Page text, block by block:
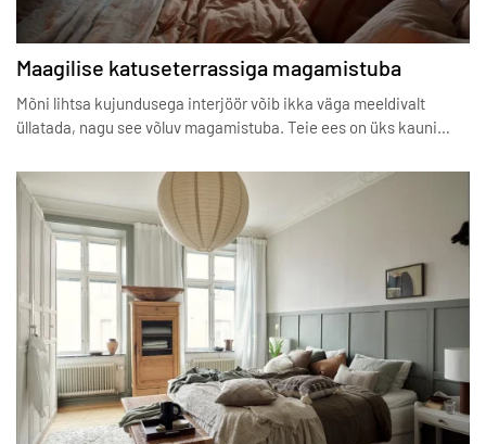
Maagilise katuseterrassiga magamistuba
Mõni lihtsa kujundusega interjöör võib ikka väga meeldivalt
üllatada, nagu see võluv magamistuba. Teie ees on üks kauni…